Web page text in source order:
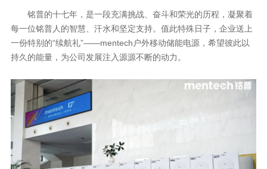
持久的能量，为公司发展注入源源不断的动力。